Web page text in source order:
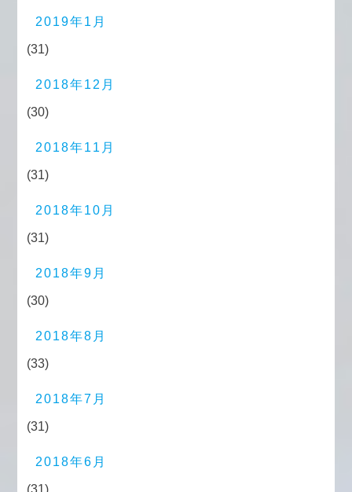
2019年1月
(31)
2018年12月
(30)
2018年11月
(31)
2018年10月
(31)
2018年9月
(30)
2018年8月
(33)
2018年7月
(31)
2018年6月
(31)